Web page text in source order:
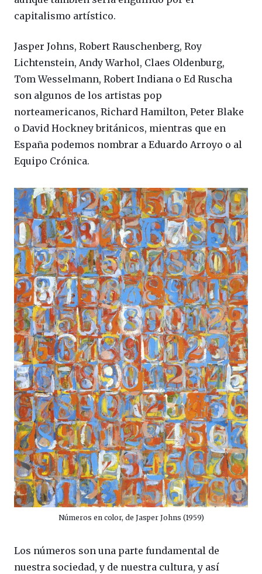
capitalismo artístico.
Jasper Johns, Robert Rauschenberg, Roy
Lichtenstein, Andy Warhol, Claes Oldenburg,
Tom Wesselmann, Robert Indiana o Ed Ruscha
son algunos de los artistas pop
norteamericanos, Richard Hamilton, Peter Blake
o David Hockney británicos, mientras que en
España podemos nombrar a Eduardo Arroyo o al
Equipo Crónica.
Números en color, de Jasper Johns (1959)
Los números son una parte fundamental de
nuestra sociedad, y de nuestra cultura, y así